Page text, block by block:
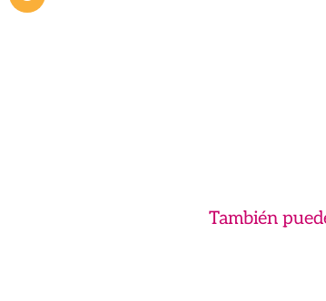
También